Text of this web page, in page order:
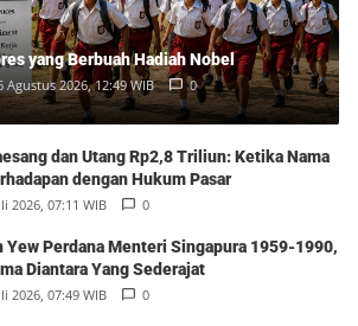
yang Berbuah Hadiah Nobel
Agustus 2026, 12:49 WIB 0
dan Utang Rp2,8 Triliun: Ketika Nama
dengan Hukum Pasar
2026, 07:11 WIB 0
1959-1990,
Diantara Yang Sederajat
2026, 07:49 WIB 0